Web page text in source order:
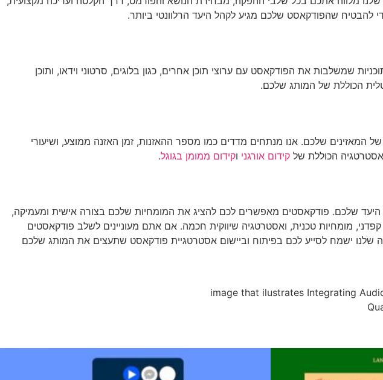
להבטיח שהפודקאסט שלכם מגיע לקהל היעד הרלוונטי ביותר.
שמשלבות את הפודקאסט עם ערוצי תוכן אחרים, כגון בלוגים, סרטוני וידאו, ותוכן
הכוללת של המותג שלכם.
המאזינים שלכם. אנו מנתחים מדדים כמו מספר ההאזנות, זמן האזנה ממוצע, ושיעורי
הכוללת של קידום אורגני וקידום ממומן בגוגל.
שלכם. פודקאסטים מאפשרים לכם להציג את המומחיות שלכם בצורה אישית ומעמיקה,
מומחיות טכנית, ואסטרטגיה שיווקית חכמה. אם אתם מעוניינים לשלב פודקאסטים
שלנו ישמח לסייע לכם בפיתוח וביישום אסטרטגיית פודקאסט שתעצים את המותג שלכם